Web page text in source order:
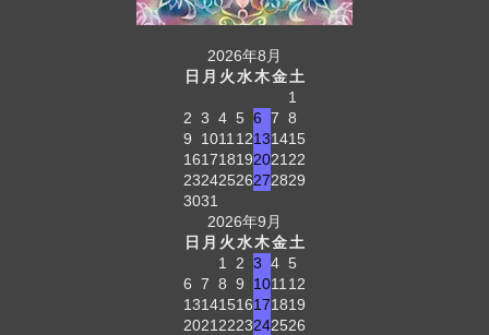
2026年8月
日 月 火水木金土
1
2 3 4 5 6 7 8
9
1011 12131415
161718192021 22
23242526272829
3031
2026年9月
日 月 火水木金土
1
2 3 4 5
6 7 8 9 1011 12
13141516171819
2021 2223242526